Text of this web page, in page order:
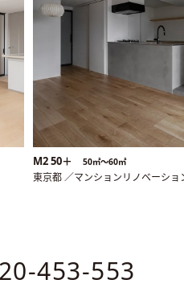
M2 50＋ 50㎡〜60㎡
東京都 ／マンションリノベーショ
453-553